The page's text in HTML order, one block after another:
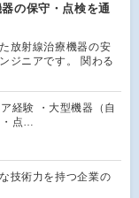
の保守・点検を通
放射線治療機器の安
ジニアです。 関わる
経験 ・大型機器（自
点…
技術力を持つ企業の